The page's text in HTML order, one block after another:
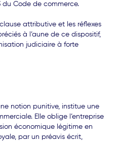
du Code de commerce.
attributive et les réflexes
à l’aune de ce dispositif,
judiciaire à forte
notion punitive, institue une
Elle oblige l’entreprise
économique légitime en
par un préavis écrit,